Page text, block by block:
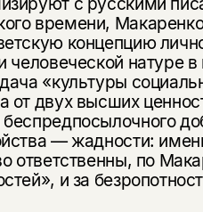
времени,
концепцию
натуре
«культуры
от двух высших
— жадности:
ответственны, по
и за